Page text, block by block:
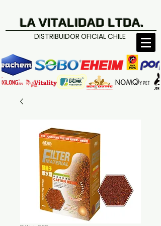
LA VITALIDAD LTDA.
DISTRIBUIDOR OFICIAL CHILE